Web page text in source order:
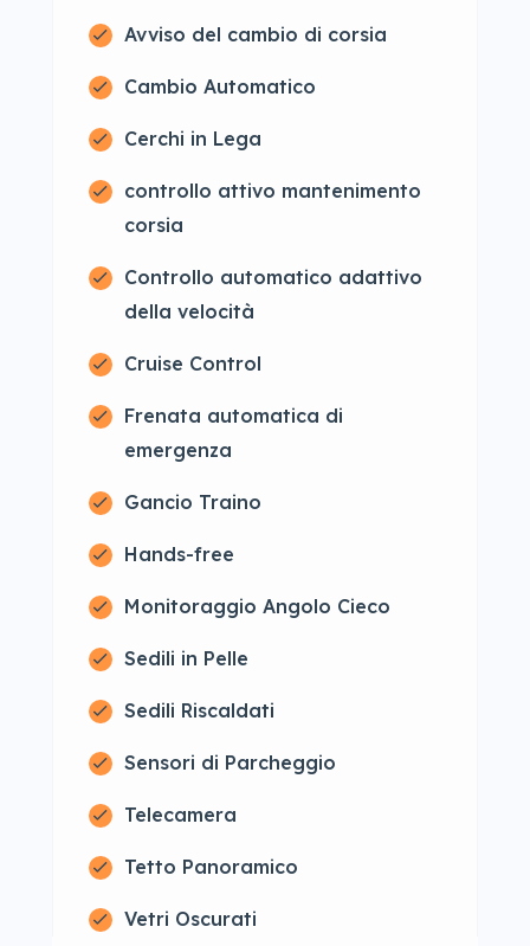
Avviso del cambio di corsia
Cambio Automatico
Cerchi in Lega
controllo attivo mantenimento
corsia
Controllo automatico adattivo
della velocità
Cruise Control
Frenata automatica di
emergenza
Gancio Traino
Hands-free
Monitoraggio Angolo Cieco
Sedili in Pelle
Sedili Riscaldati
Sensori di Parcheggio
Telecamera
Tetto Panoramico
Vetri Oscurati